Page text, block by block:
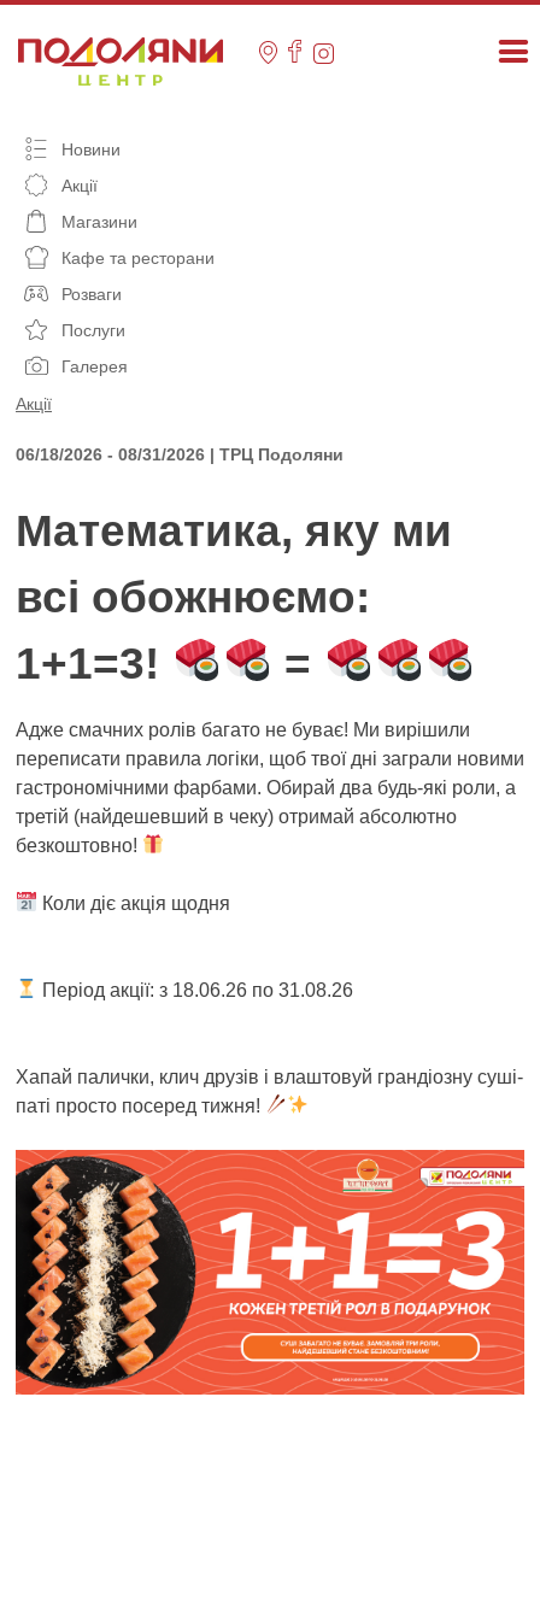
content
Новини
Акції
Магазини
Кафе та ресторани
Розваги
Послуги
Галерея
Акції
06/18/2026 - 08/31/2026 | ТРЦ Подоляни
Математика, яку ми
всі обожнюємо:
1+1=3!
=
Адже смачних ролів багато не буває! Ми вирішили
переписати правила логіки, щоб твої дні заграли новими
гастрономічними фарбами. Обирай два будь-які роли, а
третій (найдешевший в чеку) отримай абсолютно
безкоштовно!
Коли діє акція щодня
Період акції: з 18.06.26 по 31.08.26
Хапай палички, клич друзів і влаштовуй грандіозну суші-
паті просто посеред тижня!